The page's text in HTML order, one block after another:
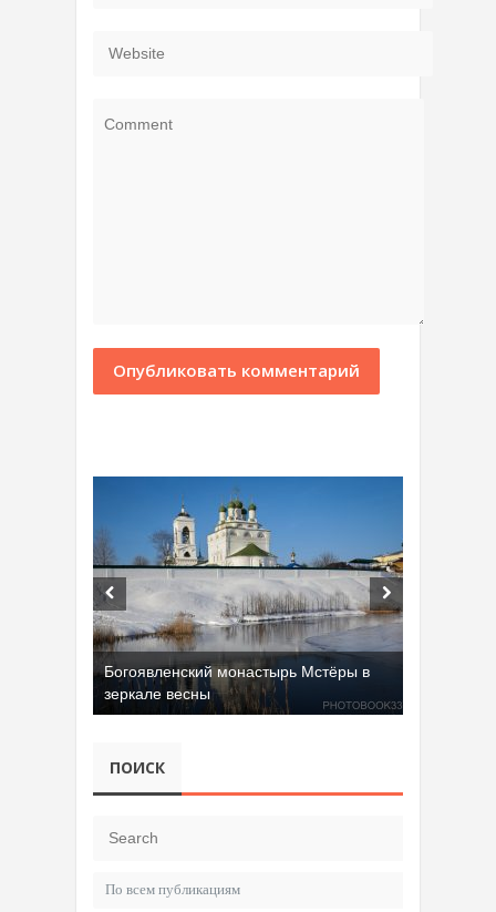
Богоявленский монастырь Мстёры в
зеркале весны
ПОИСК